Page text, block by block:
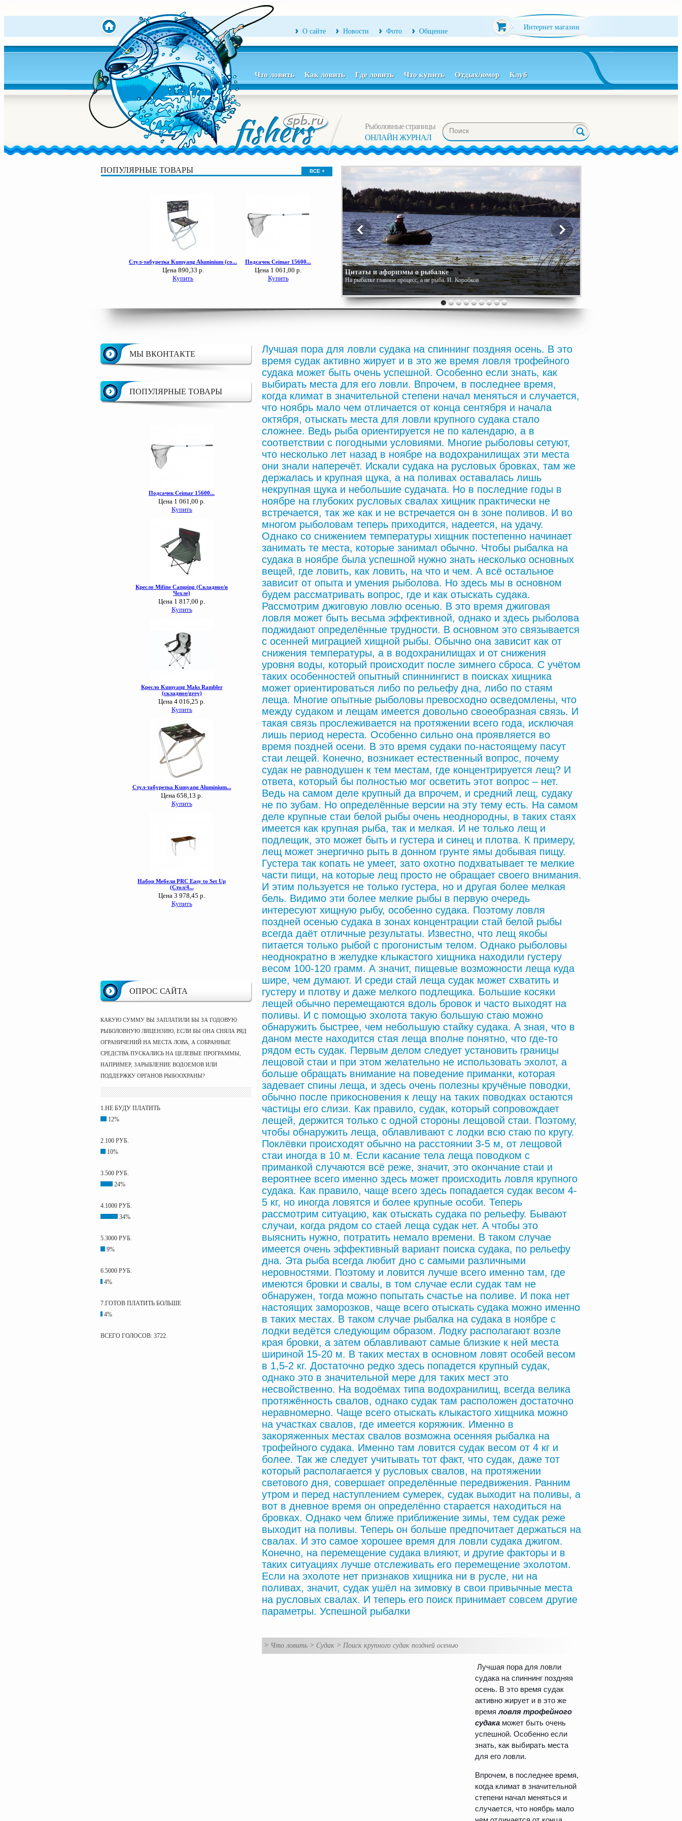
О сайте Новости Фото Общение
Интернет магазин
Что ловить Как ловить Где ловить Что купить Отдых/юмор Клуб
Рыболовные страницы
ОНЛАЙН ЖУРНАЛ
ПОПУЛЯРНЫЕ ТОВАРЫ ВСЕ +
Цитаты и афоризмы о рыбалке
На рыбалке главное процесс, а не рыба. И. Коробков
МЫ ВКОНТАКТЕ
ПОПУЛЯРНЫЕ ТОВАРЫ
ОПРОС САЙТА
КАКУЮ СУММУ ВЫ ЗАПЛАТИЛИ БЫ ЗА ГОДОВУЮ
РЫБОЛОВНУЮ ЛИЦЕНЗИЮ, ЕСЛИ БЫ ОНА СНЯЛА РЯД
ОГРАНИЧЕНИЙ НА МЕСТА ЛОВА, А СОБРАННЫЕ
СРЕДСТВА ПУСКАЛИСЬ НА ЦЕЛЕВЫЕ ПРОГРАММЫ,
НАПРИМЕР, ЗАРЫБЛЕНИЕ ВОДОЕМОВ ИЛИ
ПОДДЕРЖКУ ОРГАНОВ РЫБООХРАНЫ?
1.НЕ БУДУ ПЛАТИТЬ
12%
2.100 РУБ.
10%
3.500 РУБ.
24%
4.1000 РУБ.
34%
5.3000 РУБ.
9%
6.5000 РУБ.
4%
7.ГОТОВ ПЛАТИТЬ БОЛЬШЕ
4%
ВСЕГО ГОЛОСОВ: 3722.
Лучшая пора для ловли судака на спиннинг поздняя осень. В это
время судак активно жирует и в это же время ловля трофейного
судака может быть очень успешной. Особенно если знать, как
выбирать места для его ловли. Впрочем, в последнее время,
когда климат в значительной степени начал меняться и случается,
что ноябрь мало чем отличается от конца сентября и начала
октября, отыскать места для ловли крупного судака стало
сложнее. Ведь рыба ориентируется не по календарю, а в
соответствии с погодными условиями. Многие рыболовы сетуют,
что несколько лет назад в ноябре на водохранилищах эти места
они знали наперечёт. Искали судака на русловых бровках, там же
держалась и крупная щука, а на поливах оставалась лишь
некрупная щука и небольшие судачата. Но в последние годы в
ноябре на глубоких русловых свалах хищник практически не
встречается, так же как и не встречается он в зоне поливов. И во
многом рыболовам теперь приходится, надеется, на удачу.
Однако со снижением температуры хищник постепенно начинает
занимать те места, которые занимал обычно. Чтобы рыбалка на
судака в ноябре была успешной нужно знать несколько основных
вещей, где ловить, как ловить, на что и чем. А всё остальное
зависит от опыта и умения рыболова. Но здесь мы в основном
будем рассматривать вопрос, где и как отыскать судака.
Рассмотрим джиговую ловлю осенью. В это время джиговая
ловля может быть весьма эффективной, однако и здесь рыболова
поджидают определённые трудности. В основном это связывается
с осенней миграцией хищной рыбы. Обычно она зависит как от
снижения температуры, а в водохранилищах и от снижения
уровня воды, который происходит после зимнего сброса. С учётом
таких особенностей опытный спиннингист в поисках хищника
может ориентироваться либо по рельефу дна, либо по стаям
леща. Многие опытные рыболовы превосходно осведомлены, что
между судаком и лещам имеется довольно своеобразная связь. И
такая связь прослеживается на протяжении всего года, исключая
лишь период нереста. Особенно сильно она проявляется во
время поздней осени. В это время судаки по-настоящему пасут
стаи лещей. Конечно, возникает естественный вопрос, почему
судак не равнодушен к тем местам, где концентрируется лещ? И
ответа, который бы полностью мог осветить этот вопрос – нет.
Ведь на самом деле крупный да впрочем, и средний лещ, судаку
не по зубам. Но определённые версии на эту тему есть. На самом
деле крупные стаи белой рыбы очень неоднородны, в таких стаях
имеется как крупная рыба, так и мелкая. И не только лещ и
подлещик, это может быть и густера и синец и плотва. К примеру,
лещ может энергично рыть в донном грунте ямы добывая пищу.
Густера так копать не умеет, зато охотно подхватывает те мелкие
части пищи, на которые лещ просто не обращает своего внимания.
И этим пользуется не только густера, но и другая более мелкая
бель. Видимо эти более мелкие рыбы в первую очередь
интересуют хищную рыбу, особенно судака. Поэтому ловля
поздней осенью судака в зонах концентрации стай белой рыбы
всегда даёт отличные результаты. Известно, что лещ якобы
питается только рыбой с прогонистым телом. Однако рыболовы
неоднократно в желудке клыкастого хищника находили густеру
весом 100-120 грамм. А значит, пищевые возможности леща куда
шире, чем думают. И среди стай леща судак может схватить и
густеру и плотву и даже мелкого подлещика. Большие косяки
лещей обычно перемещаются вдоль бровок и часто выходят на
поливы. И с помощью эхолота такую большую стаю можно
обнаружить быстрее, чем небольшую стайку судака. А зная, что в
даном месте находится стая леща вполне понятно, что где-то
рядом есть судак. Первым делом следует установить границы
лещовой стаи и при этом желательно не использовать эхолот, а
больше обращать внимание на поведение приманки, которая
задевает спины леща, и здесь очень полезны кручёные поводки,
обычно после прикосновения к лещу на таких поводках остаются
частицы его слизи. Как правило, судак, который сопровождает
лещей, держится только с одной стороны лещовой стаи. Поэтому,
чтобы обнаружить леща, облавливают с лодки всю стаю по кругу.
Поклёвки происходят обычно на расстоянии 3-5 м, от лещовой
стаи иногда в 10 м. Если касание тела леща поводком с
приманкой случаются всё реже, значит, это окончание стаи и
вероятнее всего именно здесь может происходить ловля крупного
судака. Как правило, чаще всего здесь попадается судак весом 4-
5 кг, но иногда ловятся и более крупные особи. Теперь
рассмотрим ситуацию, как отыскать судака по рельефу. Бывают
случаи, когда рядом со стаей леща судак нет. А чтобы это
выяснить нужно, потратить немало времени. В таком случае
имеется очень эффективный вариант поиска судака, по рельефу
дна. Эта рыба всегда любит дно с самыми различными
неровностями. Поэтому и ловится лучше всего именно там, где
имеются бровки и свалы, в том случае если судак там не
обнаружен, тогда можно попытать счастье на поливе. И пока нет
настоящих заморозков, чаще всего отыскать судака можно именно
в таких местах. В таком случае рыбалка на судака в ноябре с
лодки ведётся следующим образом. Лодку располагают возле
края бровки, а затем облавливают самые близкие к ней места
шириной 15-20 м. В таких местах в основном ловят особей весом
в 1,5-2 кг. Достаточно редко здесь попадется крупный судак,
однако это в значительной мере для таких мест это
несвойственно. На водоёмах типа водохранилищ, всегда велика
протяжённость свалов, однако судак там расположен достаточно
неравномерно. Чаще всего отыскать клыкастого хищника можно
на участках свалов, где имеется коряжник. Именно в
закоряженных местах свалов возможна осенняя рыбалка на
трофейного судака. Именно там ловится судак весом от 4 кг и
более. Так же следует учитывать тот факт, что судак, даже тот
который располагается у русловых свалов, на протяжении
светового дня, совершает определённые передвижения. Ранним
утром и перед наступлением сумерек, судак выходит на поливы, а
вот в дневное время он определённо старается находиться на
бровках. Однако чем ближе приближение зимы, тем судак реже
выходит на поливы. Теперь он больше предпочитает держаться на
свалах. И это самое хорошее время для ловли судака джигом.
Конечно, на перемещение судака влияют, и другие факторы и в
таких ситуациях лучше отслеживать его перемещение эхолотом.
Если на эхолоте нет признаков хищника ни в русле, ни на
поливах, значит, судак ушёл на зимовку в свои привычные места
на русловых свалах. И теперь его поиск принимает совсем другие
параметры. Успешной рыбалки
> Что ловить > Судак > Поиск крупного судак поздней осенью
Лучшая пора для ловли
судака на спиннинг поздняя
осень. В это время судак
активно жирует и в это же
времяловля трофейного
судака может быть очень
успешной. Особенно если
знать, как выбирать места
для его ловли.
Впрочем, в последнее время,
когда климат в значительной
степени начал меняться и
случается, что ноябрь мало